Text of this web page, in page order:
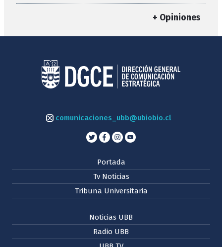
+ Opiniones
comunicaciones_ubb@ubiobio.cl
Portada
Tv Noticias
Tribuna Universitaria
Noticias UBB
Radio UBB